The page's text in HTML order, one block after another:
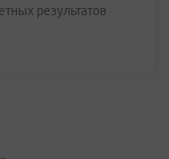
результатов